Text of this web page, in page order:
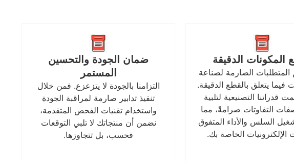
المكونات الدقيقة
المتطلبات الصارمة لصناعة
فيما يتعلق بالقطع الدقيقة.
قدراتنا التصنيعية لتلبية
التفاوتات صرامةً، مما
السلس والأداء المتفوق
الإلكترونيات الخاصة بك.
ضمان الجودة والتحسين
المستمر
التزامنا بالجودة لا يتزعزع. فمن خلال
تنفيذ تدابير صارمة لمراقبة الجودة
واستخدام تقنيات الفحص المتقدمة،
نضمن أن منتجاتك لا تلبي التوقعات
فحسب، بل تتجاوزها.